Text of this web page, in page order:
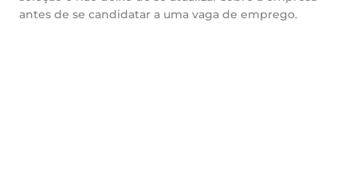
antes de se candidatar a uma vaga de emprego.